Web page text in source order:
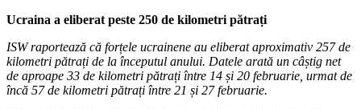
Ucraina a eliberat peste 250 de kilometri pătrați
ISW raportează că forțele ucrainene au eliberat aproximativ 257 de
kilometri pătrați de la începutul anului. Datele arată un câștig net
de aproape 33 de kilometri pătrați între 14 și 20 februarie, urmat de
încă 57 de kilometri pătrați între 21 și 27 februarie.